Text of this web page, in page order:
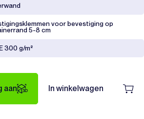
voor bevestiging op
5-8 cm
300 g/m²
aan In winkelwagen